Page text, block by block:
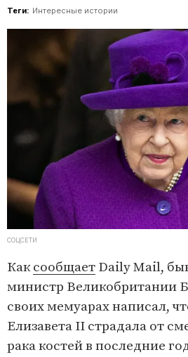
Теги: Интересные истории
СОЦСЕТИ
Каксообщает Daily Mail,
министр Великобритании
своих мемуарах написал,
Елизавета II страдала от
рака костей в последние